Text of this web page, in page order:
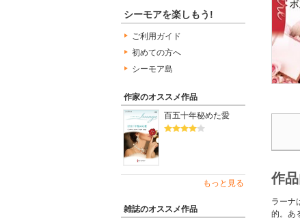
シーモアを楽しもう!
ご利用ガイド
初めての方へ
シーモア島
作家のオススメ作品
百五十年秘めた愛
もっと見る
雑誌のオススメ作品
作
ラーナ
的。あ